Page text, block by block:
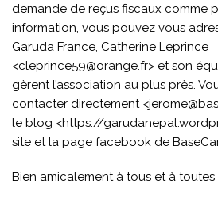
demande de reçus fiscaux comme
information, vous pouvez vous
Garuda France, Catherine Leprince
<cleprince59@orange.fr> et son
gèrent l’association au plus près.
contacter directement
le blog <https://
site et la page facebook de
Bien amicalement à tous et à toutes